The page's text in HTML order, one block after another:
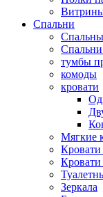
Спальни
тумбы
комоды
кровати
Мягкие
Кровати
Зеркала